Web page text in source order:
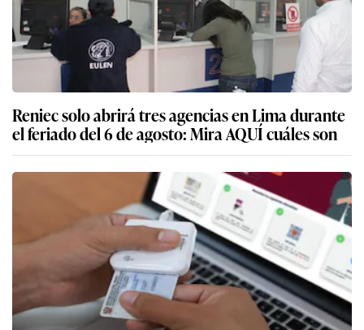
Reniec solo abrirá tres agencias en Lima durante
el feriado del 6 de agosto: Mira AQUÍ cuáles son